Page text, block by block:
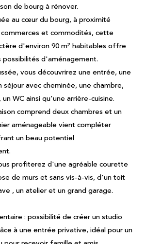
de bourg à rénover.
au cœur du bourg, à proximité
et commodités, cette
d'environ 90 m² habitables offre
possibilités d'aménagement.
vous découvrirez une entrée, une
séjour avec cheminée, une chambre,
WC ainsi qu'une arrière-cuisine.
comprend deux chambres et un
aménageable vient compléter
un beau potentiel
profiterez d'une agréable courette
de murs et sans vis-à-vis, d'un toit
, un atelier et un grand garage.
: possibilité de créer un studio
à une entrée privative, idéal pour un